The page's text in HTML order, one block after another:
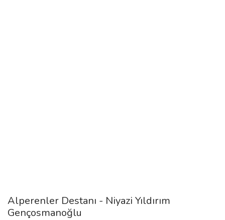
Alperenler Destanı - Niyazi Yıldırım
Gençosmanoğlu